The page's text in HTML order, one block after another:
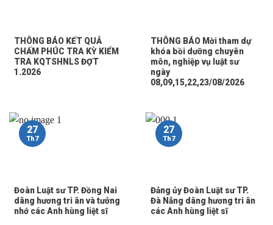
THÔNG BÁO KẾT QUẢ
CHẤM PHÚC TRA KỲ KIỂM
TRA KQTSHNLS ĐỢT
1.2026
THÔNG BÁO Mời tham dự
khóa bồi dưỡng chuyên
môn, nghiệp vụ luật sư
ngày
08,09,15,22,23/08/2026
Đoàn Luật sư TP. Đồng Nai
dâng hương tri ân và tưởng
nhớ các Anh hùng liệt sĩ
27
Th7
Đảng ủy Đoàn Luật sư TP.
Đà Nẵng dâng hương tri ân
các Anh hùng liệt sĩ
27
Th7